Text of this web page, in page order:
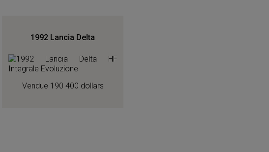
1992 Lancia Delta
Vendue 190 400 dollars